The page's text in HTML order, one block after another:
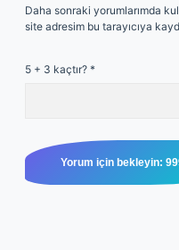
Daha sonraki yorumlarımda
site adresim bu tarayıcıya
5 + 3 kaçtır? *